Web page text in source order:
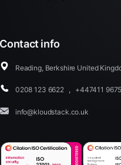
Contact info
Reading, Berkshire United
0208 123 6622 , +447411
info@kloudstack.co.uk